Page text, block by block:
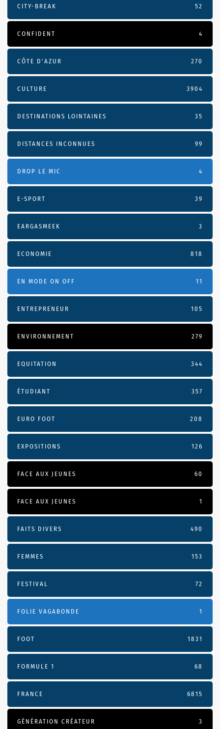
CITY-BREAK 52
CONFIDENT 4
CÔTE D’AZUR 270
CULTURE 3904
DESTINATIONS LOINTAINES 35
DISTANCES INCONNUES 99
DROP LE MIC 4
E-SPORT 39
EARGASMEEK 3
ECONOMIE 818
EN MODE ON OFF 11
ENTREPRENEUR 105
ENVIRONNEMENT 279
EQUITATION 344
ÉTUDIANT 357
EURO FOOT 208
EXPOSITIONS 126
FACE AUX JEUNES 60
FACE AUX JEUNES 1
FAITS DIVERS 490
FEMMES 153
FESTIVAL 72
FOLIE VAGABONDE 1
FOOT 1831
FORMULE 1 68
FRANCE 6815
GÉNÉRATION CRÉATEUR 3